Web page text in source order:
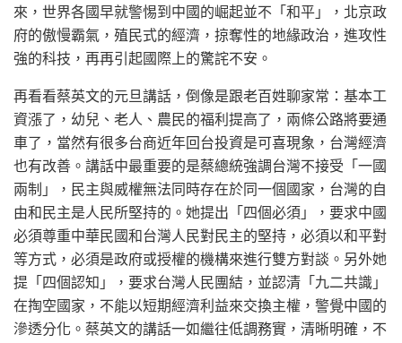
來，世界各國早就警惕到中國的崛起並不「和平」，北京政
府的傲慢霸氣，殖民式的經濟，掠奪性的地緣政治，進攻性
強的科技，再再引起國際上的驚詫不安。
再看看蔡英文的元旦講話，倒像是跟老百姓聊家常：基本工
資漲了，幼兒、老人、農民的福利提高了，兩條公路將要通
車了，當然有很多台商近年回台投資是可喜現象，台灣經濟
也有改善。講話中最重要的是蔡總統強調台灣不接受「一國
兩制」，民主與威權無法同時存在於同一個國家，台灣的自
由和民主是人民所堅持的。她提出「四個必須」，要求中國
必須尊重中華民國和台灣人民對民主的堅持，必須以和平對
等方式，必須是政府或授權的機構來進行雙方對談。另外她
提「四個認知」，要求台灣人民團結，並認清「九二共識」
在掏空國家，不能以短期經濟利益來交換主權，警覺中國的
滲透分化。蔡英文的講話一如繼往低調務實，清晰明確，不